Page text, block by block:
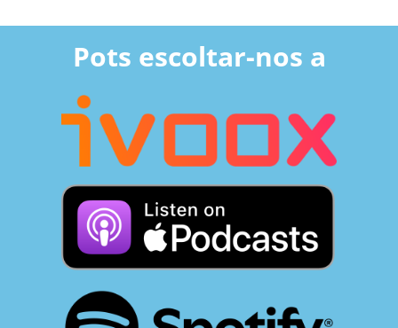
Pots escoltar-nos a